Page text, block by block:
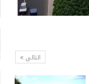
التالي